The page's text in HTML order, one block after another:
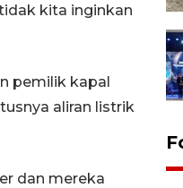
kita inginkan
pemilik kapal
aliran listrik
dan mereka